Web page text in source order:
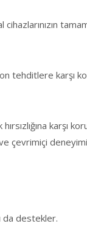
tehditlere karşı
karşı
çevrimiçi
da destekler.